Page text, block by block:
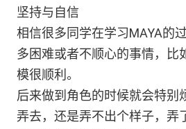
坚持与自信
相信很多同学在学习MAYA的
多困难或者不顺心的事情，比
模很顺利。
后来做到角色的时候就会特别
弄去，还是弄不出个样子，弄